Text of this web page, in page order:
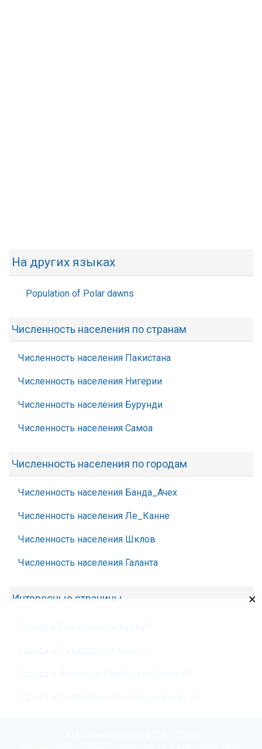
На других языках
Population of Polar dawns
Численность населения по странам
Численность населения Пакистана
Численность населения Нигерии
Численность населения Бурунди
Численность населения Самоа
Численность населения по городам
Численность населения Банда_Ачех
Численность населения Ле_Канне
Численность населения Шклов
Численность населения Галанта
Интересные страницы ×